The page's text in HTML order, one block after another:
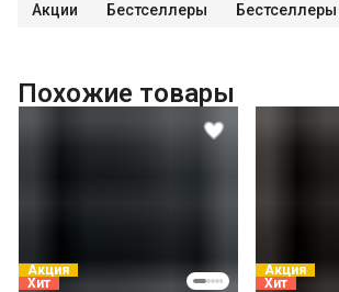
Распаковка и визуальный осмотр
Проверка работоспособности
Выезд мастера в административных
Выезд мастера за административные
(МСК за МКАД, СПБ за КАД)
Акции Бестселлеры
Похожие товары
Акция
Хит
Акция
Хит